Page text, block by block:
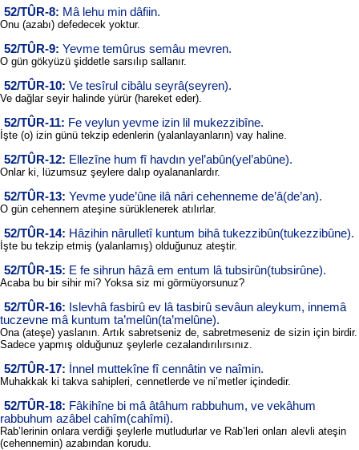
52/TÛR-8: Mâ lehu min dâfiin.
Onu (azabı) defedecek yoktur.
52/TÛR-9: Yevme temûrus semâu mevren.
O gün gökyüzü şiddetle sarsılıp sallanır.
52/TÛR-10: Ve tesîrul cibâlu seyrâ(seyren).
Ve dağlar seyir halinde yürür (hareket eder).
52/TÛR-11: Fe veylun yevme izin lil mukezzibîne.
İşte (o) izin günü tekzip edenlerin (yalanlayanların) vay haline.
52/TÛR-12: Ellezîne hum fî havdın yel’abûn(yel’abûne).
Onlar ki, lüzumsuz şeylere dalıp oyalananlardır.
52/TÛR-13: Yevme yude’ûne ilâ nâri cehenneme de’â(de’an).
O gün cehennem ateşine sürüklenerek atılırlar.
52/TÛR-14: Hâzihin nârulletî kuntum bihâ tukezzibûn(tukezzibûne).
İşte bu tekzip etmiş (yalanlamış) olduğunuz ateştir.
52/TÛR-15: E fe sihrun hâzâ em entum lâ tubsirûn(tubsirûne).
Acaba bu bir sihir mi? Yoksa siz mi görmüyorsunuz?
52/TÛR-16: Islevhâ fasbirû ev lâ tasbirû sevâun aleykum, innemâ
tuczevne mâ kuntum ta’melûn(ta’melûne).
Ona (ateşe) yaslanın. Artık sabretseniz de, sabretmeseniz de sizin için birdir.
Sadece yapmış olduğunuz şeylerle cezalandırılırsınız.
52/TÛR-17: İnnel muttekîne fî cennâtin ve naîmin.
Muhakkak ki takva sahipleri, cennetlerde ve ni’metler içindedir.
52/TÛR-18: Fâkihîne bi mâ âtâhum rabbuhum, ve vekâhum
rabbuhum azâbel cahîm(cahîmi).
Rab’lerinin onlara verdiği şeylerle mutludurlar ve Rab’leri onları alevli ateşin
(cehennemin) azabından korudu.